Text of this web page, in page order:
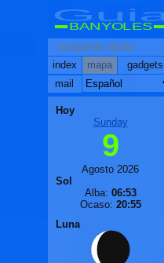
BANYOLES
index mapa
gadgets
mail
Hoy
Sunday
9
Agosto 2026
Sol
Alba: 06:53
Ocaso: 20:55
Luna